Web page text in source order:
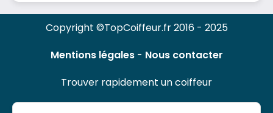
Copyright ©TopCoiffeur.fr 2016 - 2025
Mentions légales- Nous contacter
Trouver rapidement un coiffeur